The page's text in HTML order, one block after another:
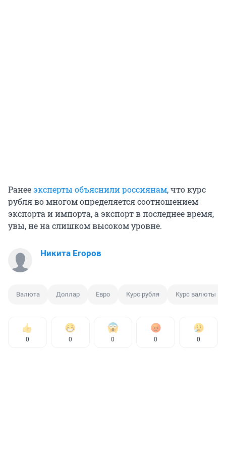
Ранееэксперты объяснили россиянам, что курс
рубля во многом определяется соотношением
экспорта и импорта, а экспорт в последнее время,
увы, не на слишком высоком уровне.
Никита Егоров
Валюта Доллар Евро Курс рубля Курс валюты
0 0 0 0 0